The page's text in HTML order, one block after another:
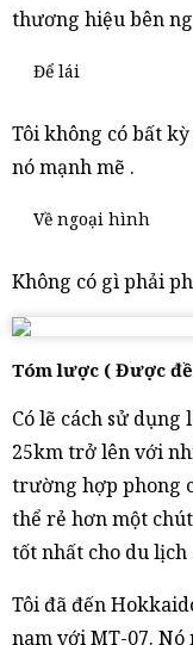
thương hiệu bên
Để lái
Tôi không có bất
nó mạnh mẽ .
Về ngoại hình
Không có gì phải
Tóm lược ( Được
Có lẽ cách sử
25km trở lên với
trường hợp phong
thể rẻ hơn một
tốt nhất cho du lịch
Tôi đã đến
nam với MT-07.